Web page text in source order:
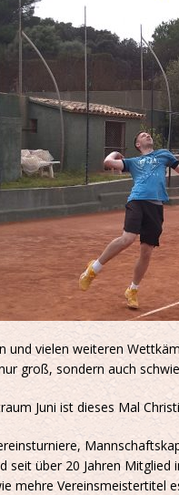
und vielen weiteren
groß, sondern auch
Juni ist dieses Mal
seit über 20 Jahren
mehre Vereinsmeistertitel